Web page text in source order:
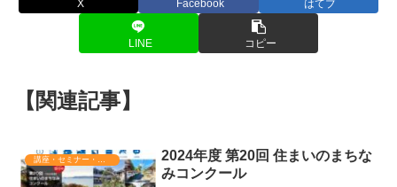
X Facebook はてブ
LINE コピー
【関連記事】
2024年度 第20回 住まいのまちな
みコンクール